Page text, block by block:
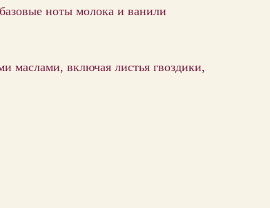
ноты молока и ванили
маслами, включая листья гвоздики,